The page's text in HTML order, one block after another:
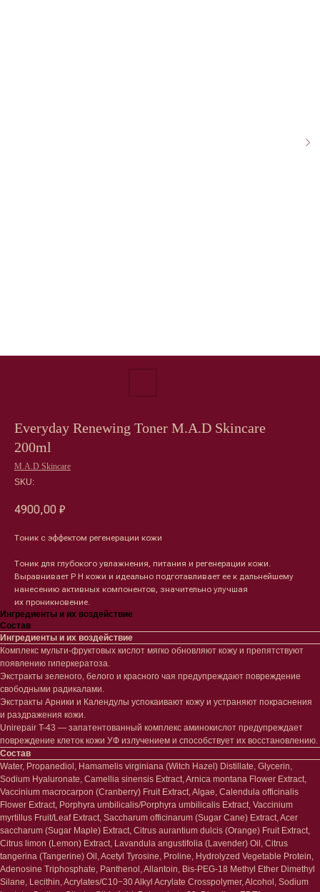
Everyday Renewing Toner M.A.D Skincare
200ml
M.A.D Skincare
SKU:
4900,00 ₽
Тоник с эффектом регенерации кожи
Тоник для глубокого увлажнения, питания и регенерации кожи.
Выравнивает Р Н кожи и идеально подготавливает ее к дальнейшему
нанесению активных компонентов, значительно улучшая
их проникновение.
Ингредиенты и их воздействие
Состав
Ингредиенты и их воздействие
Комплекс мульти-фруктовых кислот мягко обновляют кожу и препятствуют
появлению гиперкератоза.
Экстракты зеленого, белого и красного чая предупреждают повреждение
свободными радикалами.
Экстракты Арники и Календулы успокаивают кожу и устраняют покраснения
и раздражения кожи.
Unirepair T-43 — запатентованный комплекс аминокислот предупреждает
повреждение клеток кожи УФ излучением и способствует их восстановлению.
Состав
Water, Propanediol, Hamamelis virginiana (Witch Hazel) Distillate, Glycerin,
Sodium Hyaluronate, Camellia sinensis Extract, Arnica montana Flower Extract,
Vaccinium macrocarpon (Cranberry) Fruit Extract, Algae, Calendula officinalis
Flower Extract, Porphyra umbilicalis/Porphyra umbilicalis Extract, Vaccinium
myrtillus Fruit/Leaf Extract, Saccharum officinarum (Sugar Cane) Extract, Acer
saccharum (Sugar Maple) Extract, Citrus aurantium dulcis (Orange) Fruit Extract,
Citrus limon (Lemon) Extract, Lavandula angustifolia (Lavender) Oil, Citrus
tangerina (Tangerine) Oil, Acetyl Tyrosine, Proline, Hydrolyzed Vegetable Protein,
Adenosine Triphosphate, Panthenol, Allantoin, Bis-PEG-18 Methyl Ether Dimethyl
Silane, Lecithin, Acrylates/C10−30 Alkyl Acrylate Crosspolymer, Alcohol, Sodium
Проблемы
Лосьоны
Очищение
Шея и зона декольте
Пилинги/масла
Уход за руками
Уход за ногами
Средства для ванны
Гаджеты
Сертификаты
Наборы
Лицо
Проблемы
Очищение
Увлажнение/питание
Сыворотки/ эссенции
Ретинол
Защита от солнца
Тонизация
Восстановление
Маски и патчи
Уход за губами
Декоротивная косметика
Волосы
Проблемы